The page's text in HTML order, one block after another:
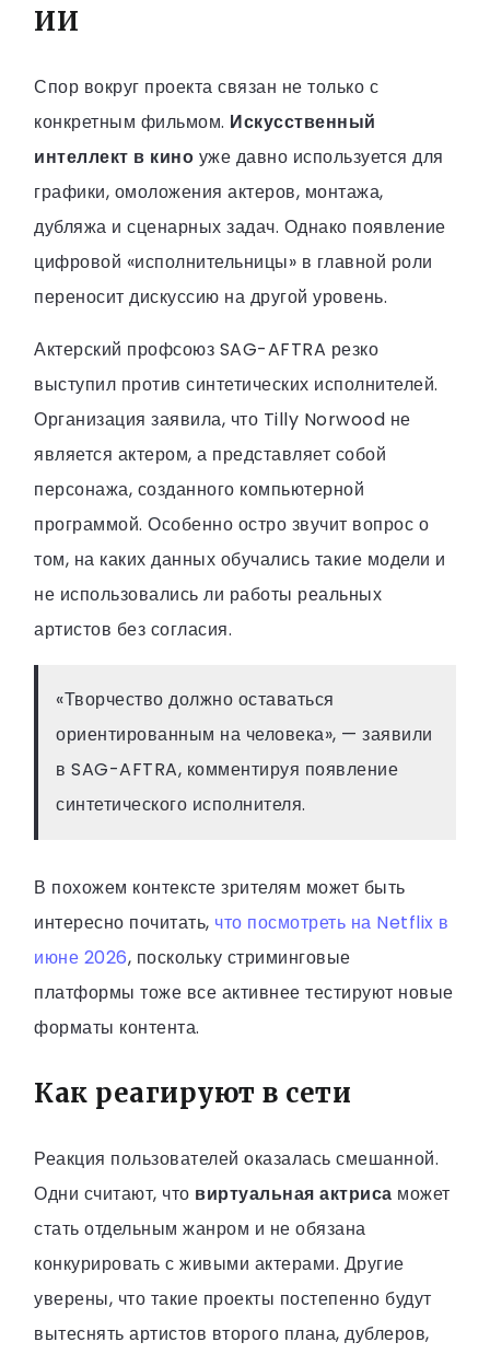
ИИ
Спор вокруг проекта связан не только с
конкретным фильмом. Искусственный
интеллект в кино уже давно используется для
графики, омоложения актеров, монтажа,
дубляжа и сценарных задач. Однако появление
цифровой «исполнительницы» в главной роли
переносит дискуссию на другой уровень.
Актерский профсоюз SAG-AFTRA резко
выступил против синтетических исполнителей.
Организация заявила, что Tilly Norwood не
является актером, а представляет собой
персонажа, созданного компьютерной
программой. Особенно остро звучит вопрос о
том, на каких данных обучались такие модели и
не использовались ли работы реальных
артистов без согласия.
«Творчество должно оставаться
ориентированным на человека», — заявили
в SAG-AFTRA, комментируя появление
синтетического исполнителя.
В похожем контексте зрителям может быть
интересно почитать, что посмотреть на Netflix в
июне 2026, поскольку стриминговые
платформы тоже все активнее тестируют новые
форматы контента.
Как реагируют в сети
Реакция пользователей оказалась смешанной.
Одни считают, что виртуальная актриса может
стать отдельным жанром и не обязана
конкурировать с живыми актерами. Другие
уверены, что такие проекты постепенно будут
вытеснять артистов второго плана, дублеров,